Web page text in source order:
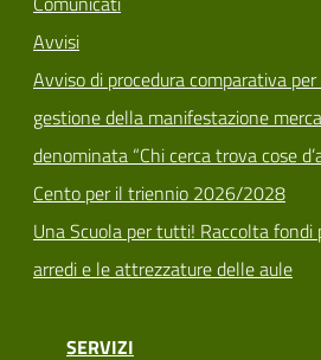
Avvisi
Avviso di procedura comparativa per
gestione della manifestazione
denominata “Chi cerca trova cose
Cento per il triennio 2026/2028
Una Scuola per tutti! Raccolta
arredi e le attrezzature delle aule
SERVIZI